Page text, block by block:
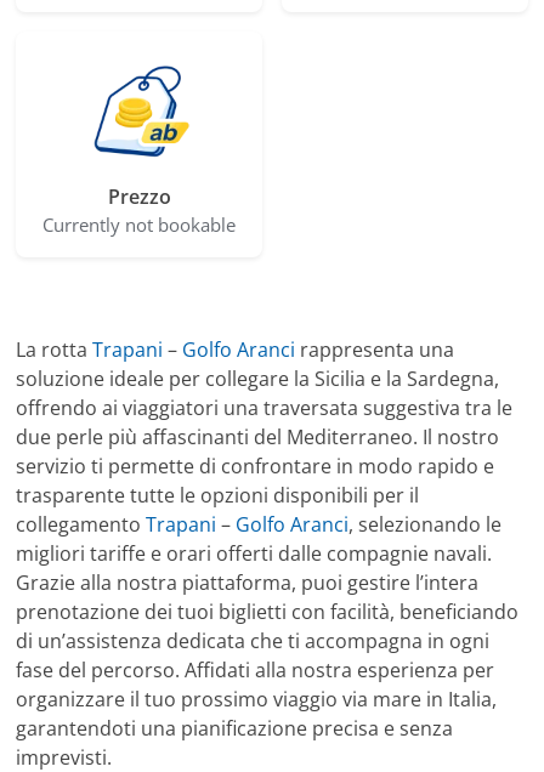
Prezzo
Currently not bookable
La rottaTrapani – Golfo Aranci rappresenta una
soluzione ideale per collegare la Sicilia e la Sardegna,
offrendo ai viaggiatori una traversata suggestiva tra le
due perle più affascinanti del Mediterraneo. Il nostro
servizio ti permette di confrontare in modo rapido e
trasparente tutte le opzioni disponibili per il
collegamentoTrapani – Golfo Aranci, selezionando le
migliori tariffe e orari offerti dalle compagnie navali.
Grazie alla nostra piattaforma, puoi gestire l’intera
prenotazione dei tuoi biglietti con facilità, beneficiando
di un’assistenza dedicata che ti accompagna in ogni
fase del percorso. Affidati alla nostra esperienza per
organizzare il tuo prossimo viaggio via mare in Italia,
garantendoti una pianificazione precisa e senza
imprevisti.